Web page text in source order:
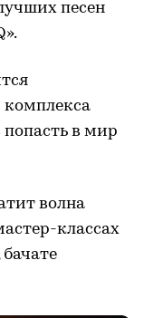
песен
комплекса
в мир
волна
классах